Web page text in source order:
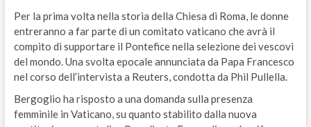
Per la prima volta nella storia della Chiesa di Roma, le donne
entreranno a far parte di un comitato vaticano che avrà il
compito di supportare il Pontefice nella selezione dei vescovi
del mondo. Una svolta epocale annunciata da Papa Francesco
nel corso dell’intervista a Reuters, condotta da Phil Pullella.
Bergoglio ha risposto a una domanda sulla presenza
femminile in Vaticano, su quanto stabilito dalla nuova